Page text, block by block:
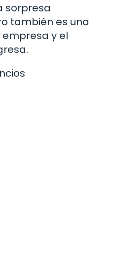
sorpresa
también es una
y el